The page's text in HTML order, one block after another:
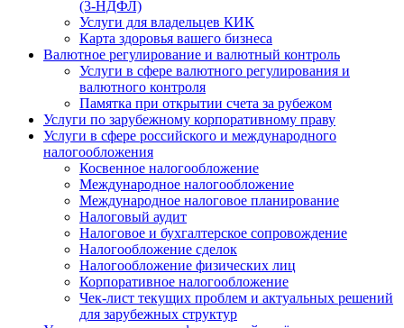
(3-НДФЛ)
Услуги для владельцев КИК
Карта здоровья вашего бизнеса
Валютное регулирование и валютный контроль
Услуги в сфере валютного регулирования и
валютного контроля
Памятка при открытии счета за рубежом
Услуги по зарубежному корпоративному праву
Услуги в сфере российского и международного
налогообложения
Косвенное налогообложение
Международное налогообложение
Международное налоговое планирование
Налоговый аудит
Налоговое и бухгалтерское сопровождение
Налогообложение сделок
Налогообложение физических лиц
Корпоративное налогообложение
Чек-лист текущих проблем и актуальных решений
для зарубежных структур